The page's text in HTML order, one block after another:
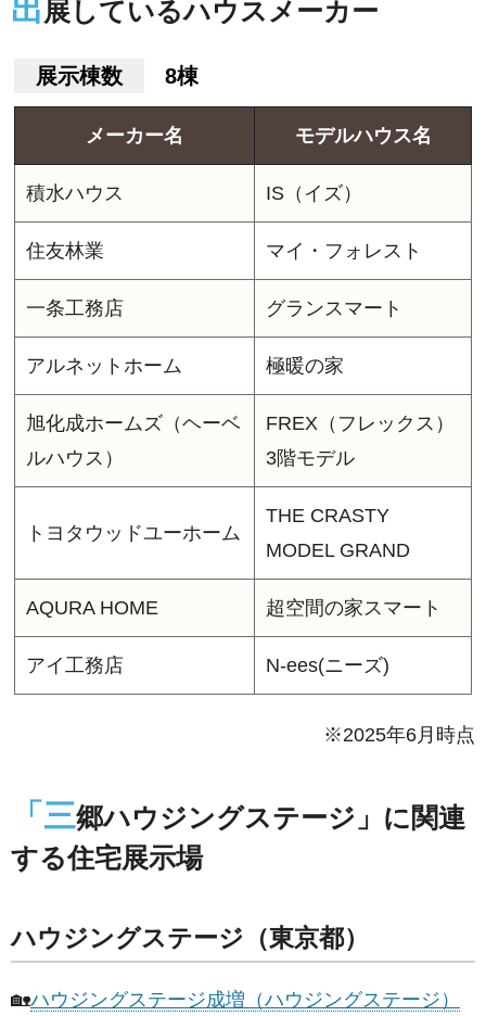
出展しているハウスメーカー
展示棟数 8棟
メーカー名 モデルハウス名
積水ハウス IS（イズ）
住友林業 マイ・フォレスト
一条工務店 グランスマート
アルネットホーム 極暖の家
旭化成ホームズ（ヘーベ
ルハウス）
FREX（フレックス）
3階モデル
トヨタウッドユーホーム
THE CRASTY
MODEL GRAND
AQURA HOME 超空間の家スマート
アイ工務店 N-ees(ニーズ)
※2025年6月時点
「三郷ハウジングステージ」に関連
する住宅展示場
ハウジングステージ（東京都）
🏡ハウジングステージ成増（ハウジングステージ）